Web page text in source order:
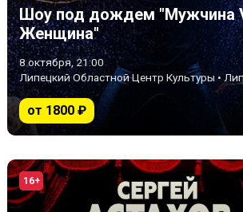
Шоу под дождем "Мужчина
Женщина"
8 октября, 21:00
Липецкий Областной Центр Культуры •
от 1800 ₽
16+